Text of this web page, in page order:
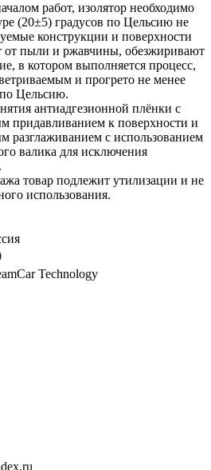
работ, изолятор необходимо
(20±5) градусов по Цельсию не
конструкции и поверхности
от пыли и ржавчины, обезжиривают
в котором выполняется процесс,
и прогрето не менее
Цельсию.
антиадгезионной плёнки с
придавливанием к поверхности и
разглаживанием с использованием
валика для исключения
товар подлежит утилизации и не
использования.
Technology